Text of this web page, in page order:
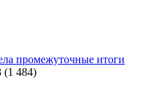
промежуточные итоги
(1 484)